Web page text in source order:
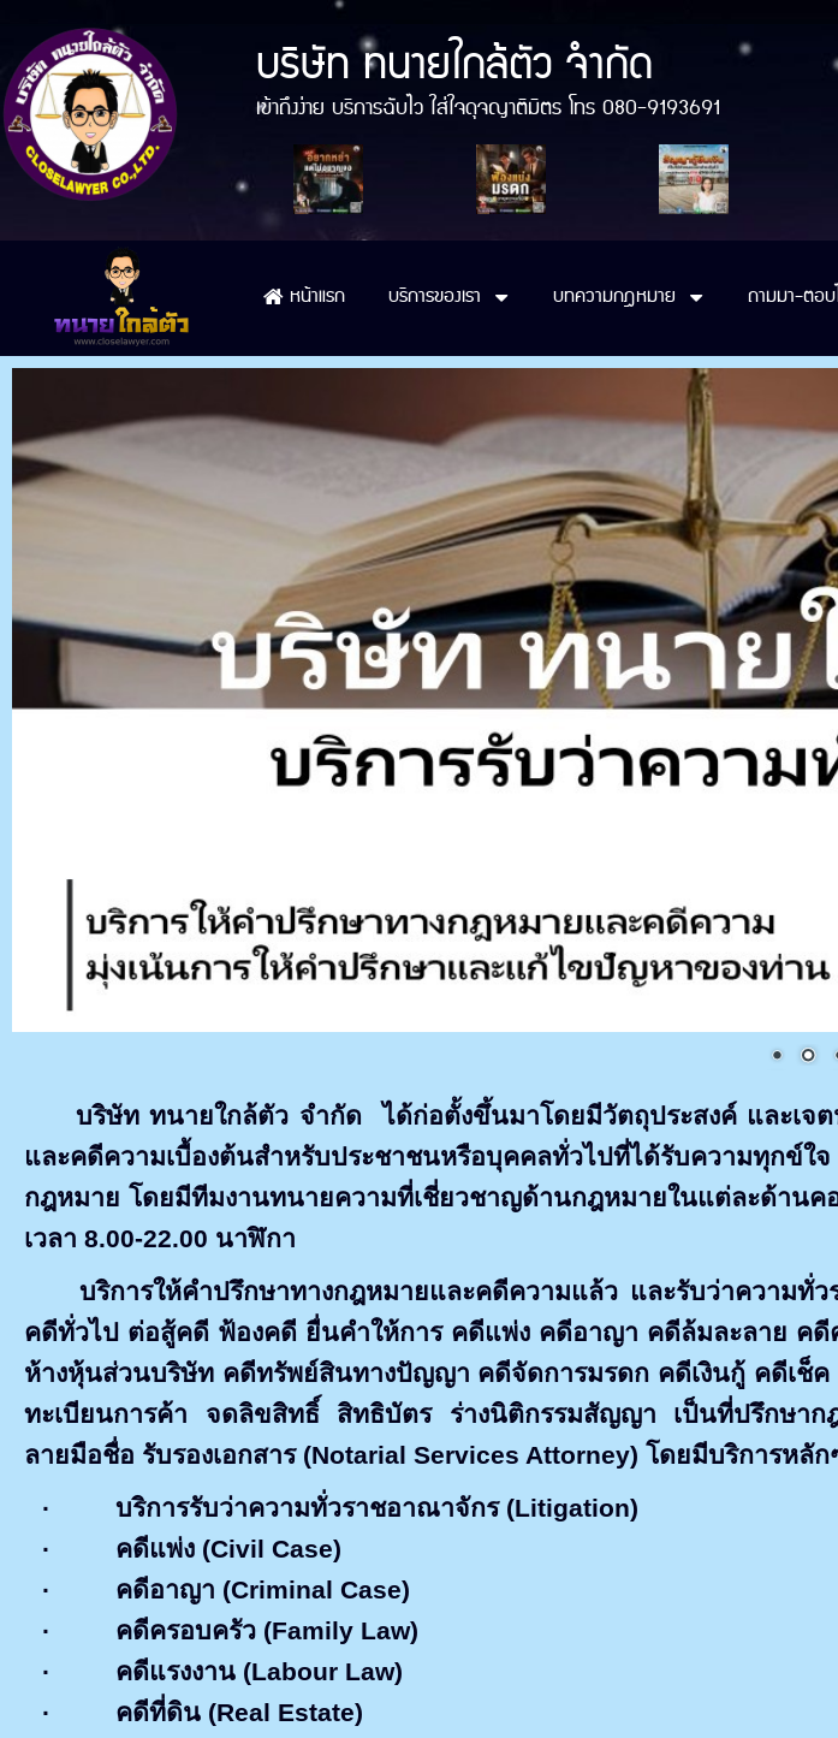
บริษัท ทนายใกล้ตัว จำกัด
เข้าถึงง่าย บริการฉับไว ใส่ใจดุจญาติมิตร โทร 080-9193691
หน้าแรก บริการของเรา บทความกฎหมาย ถามมา-ตอบ
บริษัท ทนายใกล้ตัว จำกัด
ได้ก่อตั้งขึ้นมาโดยมีวัตถุประสงค์ และเจ
และคดีความเบื้องต้นสำหรับประชาชนหรือบุคคลทั่วไปที่ได้รับความทุกข์
กฎหมาย โดยมีทีมงานทนายความที่เชี่ยวชาญด้านกฎหมายในแต่ละด้านค
เวลา 8.00-22.00 นาฬิกา
บริการให้คำปรึกษาทางกฎหมายและคดีความแล้ว และรับว่าความทั่
คดีทั่วไป ต่อสู้คดี ฟ้องคดี ยื่นคำให้การ คดีแพ่ง คดีอาญา คดีล้มละลาย คดี
ห้างหุ้นส่วนบริษัท คดีทรัพย์สินทางปัญญา คดีจัดการมรดก คดีเงินกู้ คดีเช็
ทะเบียนการค้า จดลิขสิทธิ์ สิทธิบัตร ร่างนิติกรรมสัญญา เป็นที่ปรึกษา
ลายมือชื่อ รับรองเอกสาร (Notarial Services Attorney) โดยมีบริการหลัก
· บริการรับว่าความทั่วราชอาณาจักร (Litigation)
· คดีแพ่ง (Civil Case)
· คดีอาญา (Criminal Case)
· คดีครอบครัว (Family Law)
· คดีแรงงาน (Labour Law)
· คดีที่ดิน (Real Estate)